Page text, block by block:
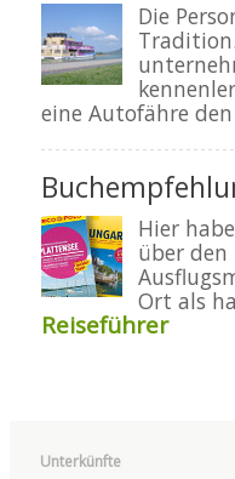
Die
eine Autofähre
Hier
über
Ort als
Reiseführer
Unterkünfte